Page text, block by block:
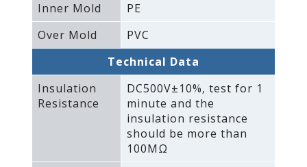
Inner Mold
PE
Over Mold
PVC
Technical Data
Insulation
Resistance
DC500V±10%‚ test for 1
minute and the
insulation resistance
should be more than
100MΩ